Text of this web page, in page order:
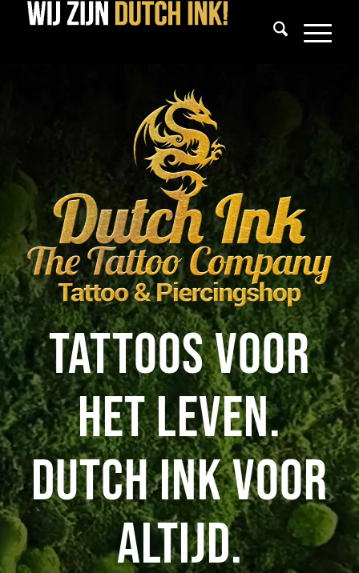
Tattoos voor
het leven.
Dutch ink voor
altijd.